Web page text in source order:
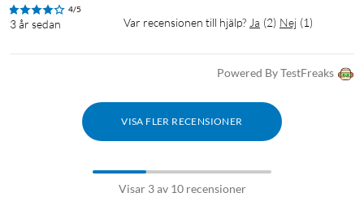
4/5
3 år sedan Var recensionen till hjälp? Ja (2) Nej (1)
Powered By TestFreaks
VISA FLER RECENSIONER
Visar 3 av 10 recensioner